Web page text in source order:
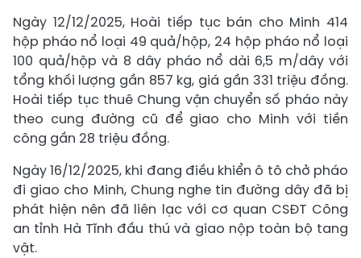
Ngày 12/12/2025, Hoài tiếp tục bán cho Minh 414
hộp pháo nổ loại 49 quả/hộp, 24 hộp pháo nổ loại
100 quả/hộp và 8 dây pháo nổ dài 6,5 m/dây với
tổng khối lượng gần 857 kg, giá gần 331 triệu đồng.
Hoài tiếp tục thuê Chung vận chuyển số pháo này
theo cung đường cũ để giao cho Minh với tiền
công gần 28 triệu đồng.
Ngày 16/12/2025, khi đang điều khiển ô tô chở pháo
đi giao cho Minh, Chung nghe tin đường dây đã bị
phát hiện nên đã liên lạc với cơ quan CSĐT Công
an tỉnh Hà Tĩnh đầu thú và giao nộp toàn bộ tang
vật.